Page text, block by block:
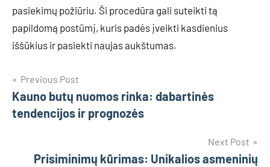
pasiekimų požiūriu. Ši procedūra gali suteikti tą
papildomą postūmį, kuris padės įveikti kasdienius
iššūkius ir pasiekti naujas aukštumas.
Navigacija
tarp
Previous Post
Kauno butų nuomos rinka: dabartinės
tendencijos ir prognozės
Next Post
Prisiminimų kūrimas: Unikalios asmeninių